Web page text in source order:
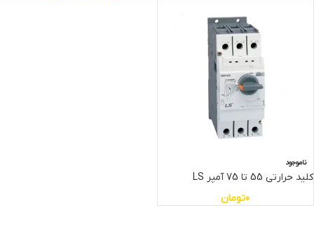
ناموجود
کلید حرارتی 55 تا 75 آمپر LS
0تومان